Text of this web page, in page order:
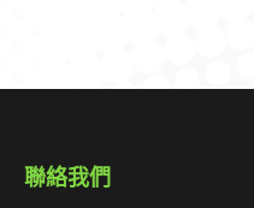
聯絡我們